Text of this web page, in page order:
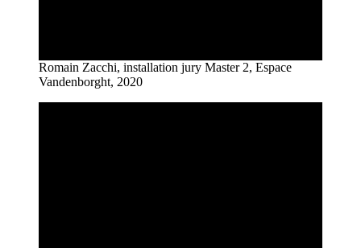
Romain Zacchi, installation jury Master 2, Espace
Vandenborght, 2020